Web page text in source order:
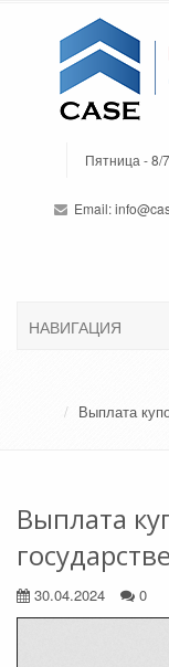
Пятница - 8/
Email:
НАВИГАЦИЯ
Выплата
Выплата
30.04.2024 0